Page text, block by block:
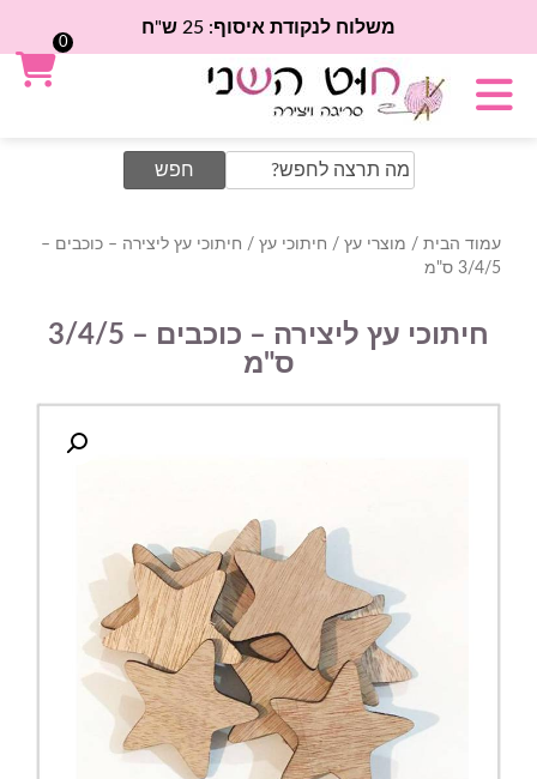
משלוח לנקודת איסוף: 25 ש"ח
Search
for:
עמוד הבית / מוצרי עץ / חיתוכי עץ / חיתוכי עץ ליצירה – כוכבים –
3/4/5 ס"מ
חיתוכי עץ ליצירה – כוכבים – 3/4/5
ס"מ
0